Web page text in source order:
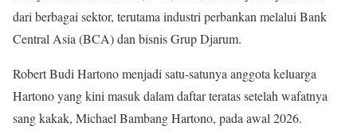
dari berbagai sektor, terutama industri perbankan melalui Bank
Central Asia (BCA) dan bisnis Grup Djarum.
Robert Budi Hartono menjadi satu-satunya anggota keluarga
Hartono yang kini masuk dalam daftar teratas setelah wafatnya
sang kakak, Michael Bambang Hartono, pada awal 2026.